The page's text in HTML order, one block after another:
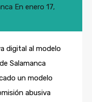
En enero 17,
digital al modelo
Salamanca
un modelo
abusiva